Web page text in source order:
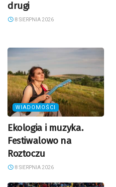
drugi
8 SIERPNIA 2026
WIADOMOŚCI
Ekologia i muzyka.
Festiwalowo na
Roztoczu
8 SIERPNIA 2026